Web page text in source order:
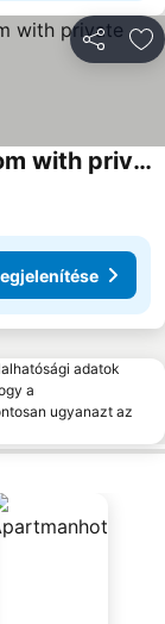
Room in Guest room - Family room with private bathroom
adatok
a
ugyanazt az